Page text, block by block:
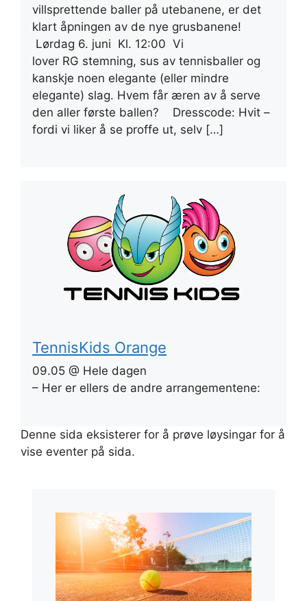
villsprettende baller på utebanene, er det
klart åpningen av de nye grusbanene!
Lørdag 6. juni Kl. 12:00 Vi
lover RG stemning, sus av tennisballer og
kanskje noen elegante (eller mindre
elegante) slag. Hvem får æren av å serve
den aller første ballen? Dresscode: Hvit –
fordi vi liker å se proffe ut, selv […]
TennisKids Orange
09.05 @ Hele dagen
– Her er ellers de andre arrangementene:
Denne sida eksisterer for å prøve løysingar for å
vise eventer på sida.